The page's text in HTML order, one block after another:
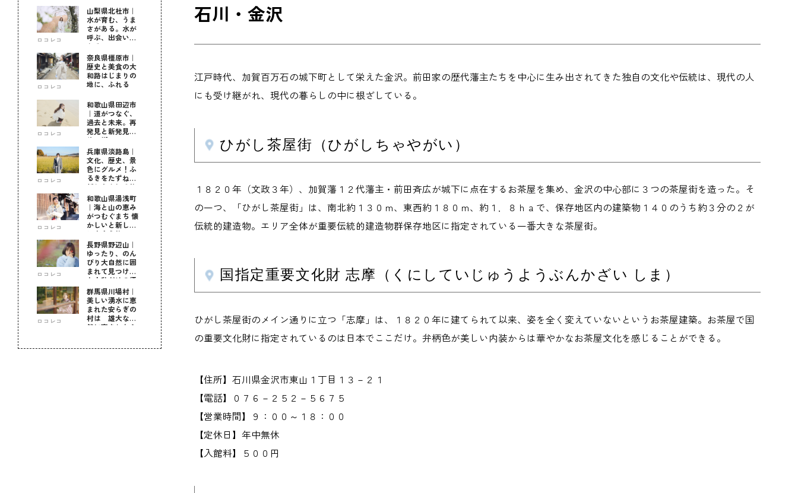
ロコレコ
山梨県北杜市｜
水が育む、うま
さがある。水が
呼ぶ、出会いが
ある。
ロコレコ
奈良県橿原市｜
歴史と美食の大
和路はじまりの
地に、ふれる
ロコレコ
和歌山県田辺市
｜道がつなぐ、
過去と未来。再
発見と新発見の
待つ街へ
ロコレコ
兵庫県淡路島｜
文化、歴史、景
色にグルメ！ふ
るきをたずねて
新しきを知る旅
ロコレコ
和歌山県湯浅町
｜海と山の恵み
がつむぐまち 懐
かしいと新しい
に出会う旅
ロコレコ
長野県野辺山｜
ゆったり、のん
びり大自然に囲
まれて見つけ
た！私だけの優
しい自分時間
ロコレコ
群馬県川場村｜
美しい湧水に恵
まれた安らぎの
村は 雄大な自
然に育まれた心
石川・金沢
江戸時代、加賀百万石の城下町として栄えた金沢。前田家の歴代藩主たちを中心に生み出されてきた独自の文化や伝統は、現代の人
にも受け継がれ、現代の暮らしの中に根ざしている。
ひがし茶屋街（ひがしちゃやがい）
１８２０年（文政３年）、加賀藩１２代藩主・前田斉広が城下に点在するお茶屋を集め、金沢の中心部に３つの茶屋街を造った。そ
の一つ、「ひがし茶屋街」は、南北約１３０ｍ、東西約１８０ｍ、約１．８ｈａで、保存地区内の建築物１４０のうち約３分の２が
伝統的建造物。エリア全体が重要伝統的建造物群保存地区に指定されている一番大きな茶屋街。
国指定重要文化財 志摩（くにしていじゅうようぶんかざい しま）
ひがし茶屋街のメイン通りに立つ「志摩」は、１８２０年に建てられて以来、姿を全く変えていないというお茶屋建築。お茶屋で国
の重要文化財に指定されているのは日本でここだけ。弁柄色が美しい内装からは華やかなお茶屋文化を感じることができる。
【住所】石川県金沢市東山１丁目１３－２１
【電話】０７６－２５２－５６７５
【営業時間】９：００～１８：００
【定休日】年中無休
【入館料】５００円